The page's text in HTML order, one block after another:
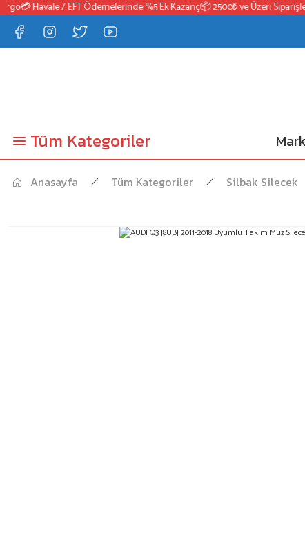
💳 Havale / EFT Ödemelerinde %5 Ek Kazanç📦 2500₺ ve Üzeri
Tüm Kategoriler
Anasayfa Tüm Kategoriler Silbak Silecek